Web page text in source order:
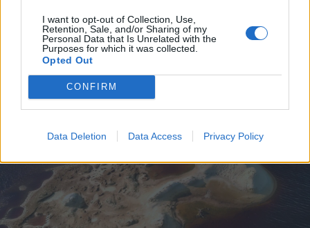
I want to opt-out of Collection, Use,
Retention, Sale, and/or Sharing of my
Personal Data that Is Unrelated with the
Purposes for which it was collected.
Opted Out
CONFIRM
Data Deletion Data Access Privacy Policy